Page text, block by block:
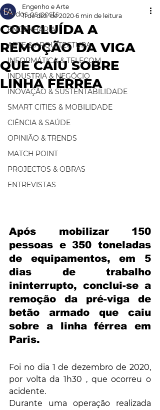
Todos os posts
ENGENHARIA
ARTE & ARQUITECTURA
INFORMÁTICA & TELECOM
INDUSTRIA & NEGÓCIO
INOVAÇÃO & SUSTENTABILIDADE
SMART CITIES & MOBILIDADE
CIÊNCIA & SAÚDE
OPINIÃO & TRENDS
MATCH POINT
PROJECTOS & OBRAS
ENTREVISTAS
CONCLUÍDA A
REMOÇÃO DA VIGA
QUE CAÍU SOBRE
LINHA FÉRREA
Engenho e Arte
11 de dez. de 2020 6 min de leitura
Após mobilizar 150
pessoas e 350 toneladas
de equipamentos, em 5
dias de trabalho
ininterrupto, conclui-se a
remoção da pré-viga de
betão armado que caiu
sobre a linha férrea em
Paris.
Foi no dia 1 de dezembro de 2020,
por volta da 1h30 , que ocorreu o
acidente.
Durante uma operação realizada